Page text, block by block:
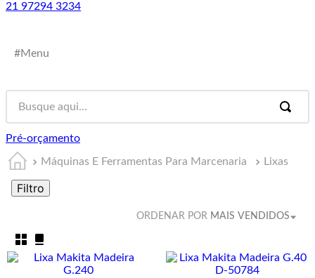
21 97294 3234
#Menu
Pré-orçamento
Máquinas E Ferramentas Para Marcenaria Lixas
Filtro
ORDENAR POR MAIS VENDIDOS